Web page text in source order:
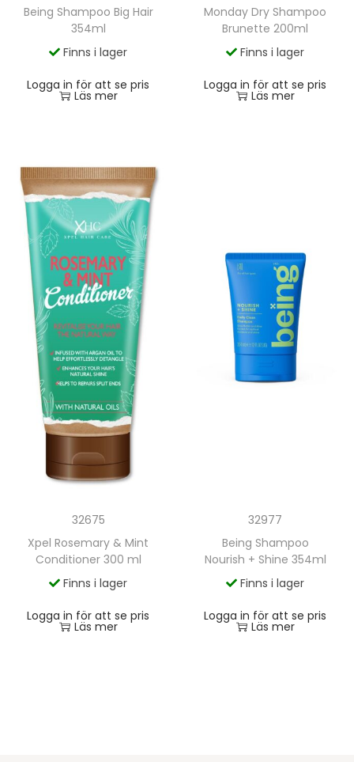
Being Shampoo Big Hair
354ml
Finns i lager
Logga in för att se pris
Läs mer
Monday Dry Shampoo
Brunette 200ml
Finns i lager
Logga in för att se pris
Läs mer
32675
Xpel Rosemary & Mint
Conditioner 300 ml
Finns i lager
Logga in för att se pris
Läs mer
32977
Being Shampoo
Nourish + Shine 354ml
Finns i lager
Logga in för att se pris
Läs mer